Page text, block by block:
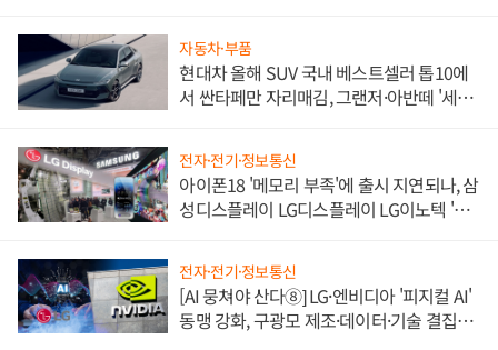
자동차·부품
현대차 올해 SUV 국내 베스트셀러 톱10에
서 싼타페만 자리매김, 그랜저·아반떼 '세단
전자·전기·정보통신
아이폰18 '메모리 부족'에 출시 지연되나, 삼
성디스플레이 LG디스플레이 LG이노텍 '탈
전자·전기·정보통신
[AI 뭉쳐야 산다⑧] LG·엔비디아 '피지컬 AI'
동맹 강화, 구광모 제조·데이터·기술 결집